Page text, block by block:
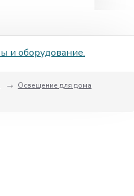
Освещение для дома